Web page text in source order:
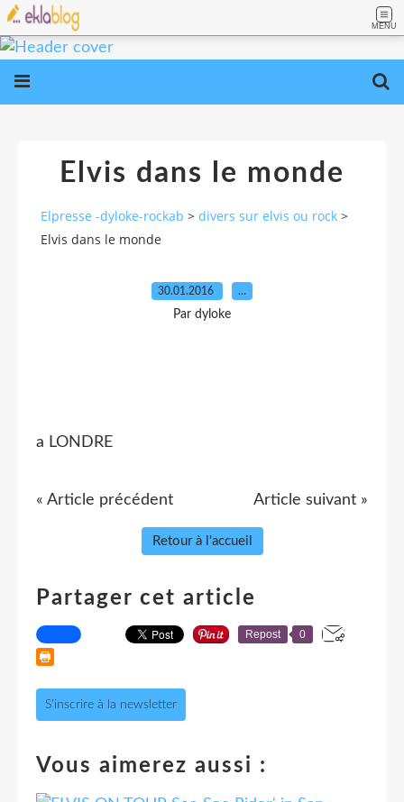
MENU
Elvis dans le monde
Elpresse -dyloke-rockab > divers sur elvis ou rock >
Elvis dans le monde
30.01.2016 …
Par dyloke
a LONDRE
« Article précédent Article suivant »
Retour à l'accueil
Partager cet article
Repost 0
S'inscrire à la newsletter
Vous aimerez aussi :